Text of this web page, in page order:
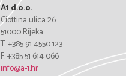
A1 d.o.o.
Ciottina ulica 26
51000 Rijeka
T. +385 91 4550 123
F. +385 51 614 066
info@a-1.hr